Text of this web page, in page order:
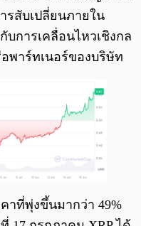
รสับเปลี่ยนภายใน
บการเคลื่อนไหวเชิงกล
พาร์ทเนอร์ของบริษัท
าที่พุ่งขึ้นมากว่า 49%